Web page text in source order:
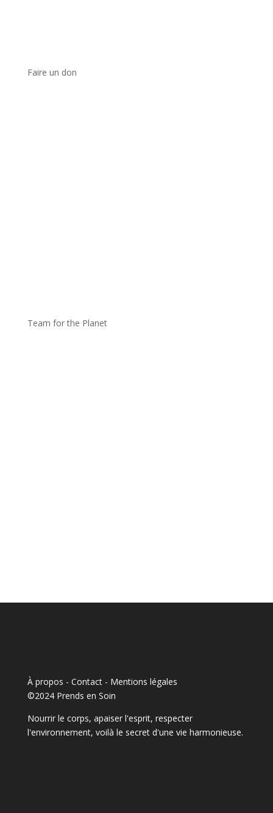
Faire un don
Team for the Planet
À propos - Contact- Mentions légales
©2024 Prends en Soin
Nourrir le corps, apaiser l'esprit, respecter
l'environnement, voilà le secret d'une vie harmonieuse.